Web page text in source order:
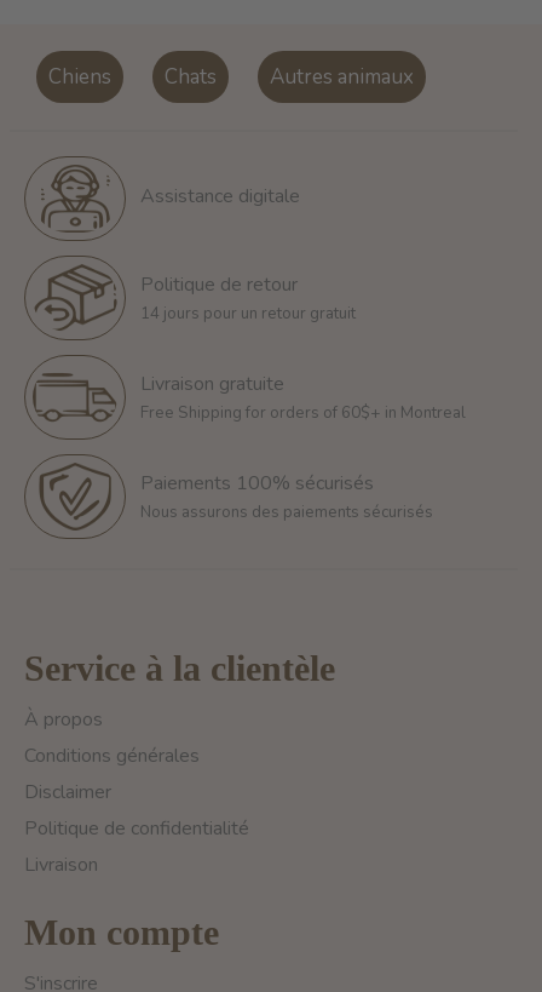
Chiens Chats Autres animaux
Assistance digitale
Politique de retour
14 jours pour un retour gratuit
Livraison gratuite
Free Shipping for orders of 60$+ in Montreal
Paiements 100% sécurisés
Nous assurons des paiements sécurisés
Service à la clientèle
À propos
Conditions générales
Disclaimer
Politique de confidentialité
Livraison
Mon compte
S'inscrire